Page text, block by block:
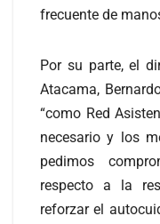
frecuente de
Por su parte, el
Atacama,
“como Red
necesario y los
pedimos
respecto a la
reforzar el